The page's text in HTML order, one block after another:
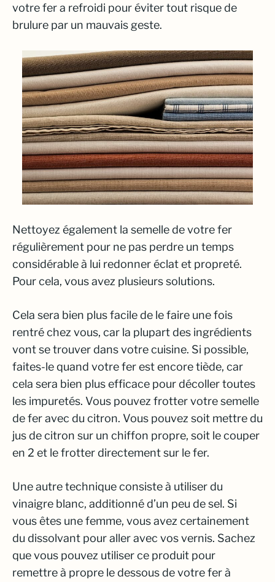
votre fer a refroidi pour éviter tout risque de
brulure par un mauvais geste.
Nettoyez également la semelle de votre fer
régulièrement pour ne pas perdre un temps
considérable à lui redonner éclat et propreté.
Pour cela, vous avez plusieurs solutions.
Cela sera bien plus facile de le faire une fois
rentré chez vous, car la plupart des ingrédients
vont se trouver dans votre cuisine. Si possible,
faites-le quand votre fer est encore tiède, car
cela sera bien plus efficace pour décoller toutes
les impuretés. Vous pouvez frotter votre semelle
de fer avec du citron. Vous pouvez soit mettre du
jus de citron sur un chiffon propre, soit le couper
en 2 et le frotter directement sur le fer.
Une autre technique consiste à utiliser du
vinaigre blanc, additionné d’un peu de sel. Si
vous êtes une femme, vous avez certainement
du dissolvant pour aller avec vos vernis. Sachez
que vous pouvez utiliser ce produit pour
remettre à propre le dessous de votre fer à